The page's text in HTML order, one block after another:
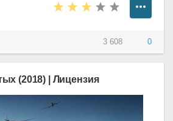
3 608 0
(2018) | Лицензия